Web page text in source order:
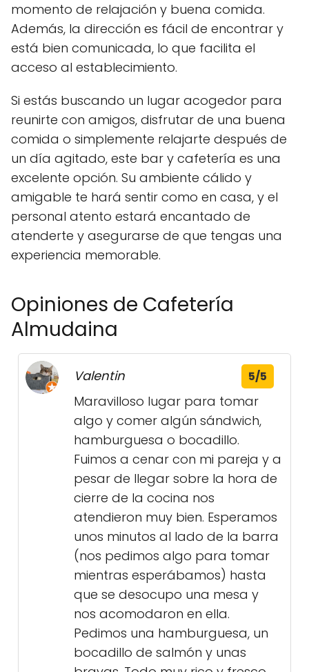
momento de relajación y buena comida.
Además, la dirección es fácil de encontrar y
está bien comunicada, lo que facilita el
acceso al establecimiento.
Si estás buscando un lugar acogedor para
reunirte con amigos, disfrutar de una buena
comida o simplemente relajarte después de
un día agitado, este bar y cafetería es una
excelente opción. Su ambiente cálido y
amigable te hará sentir como en casa, y el
personal atento estará encantado de
atenderte y asegurarse de que tengas una
experiencia memorable.
Opiniones de Cafetería
Almudaina
Valentin 5/5
Maravilloso lugar para tomar
algo y comer algún sándwich,
hamburguesa o bocadillo.
Fuimos a cenar con mi pareja y a
pesar de llegar sobre la hora de
cierre de la cocina nos
atendieron muy bien. Esperamos
unos minutos al lado de la barra
(nos pedimos algo para tomar
mientras esperábamos) hasta
que se desocupo una mesa y
nos acomodaron en ella.
Pedimos una hamburguesa, un
bocadillo de salmón y unas